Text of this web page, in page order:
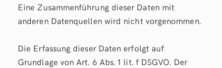
Eine Zusammenführung dieser Daten mit
anderen Datenquellen wird nicht vorgenommen.
Die Erfassung dieser Daten erfolgt auf
Grundlage von Art. 6 Abs. 1 lit. f DSGVO. Der